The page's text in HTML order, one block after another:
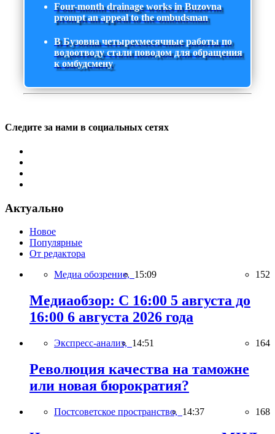
Four-month drainage works in Buzovna
prompt an appeal to the ombudsman
В Бузовна четырехмесячные работы по
водоотводу стали поводом для обращения
к омбудсмену
Следите за нами в социальных сетях
Актуально
Новое
Популярные
От редактора
Медиа обозрение, 15:09 152
Медиаобзор: С 16:00 5 августа до
16:00 6 августа 2026 года
Экспресс-анализ, 14:51 164
Революция качества на таможне
или новая бюрократия?
Постсоветское пространство, 14:37 168